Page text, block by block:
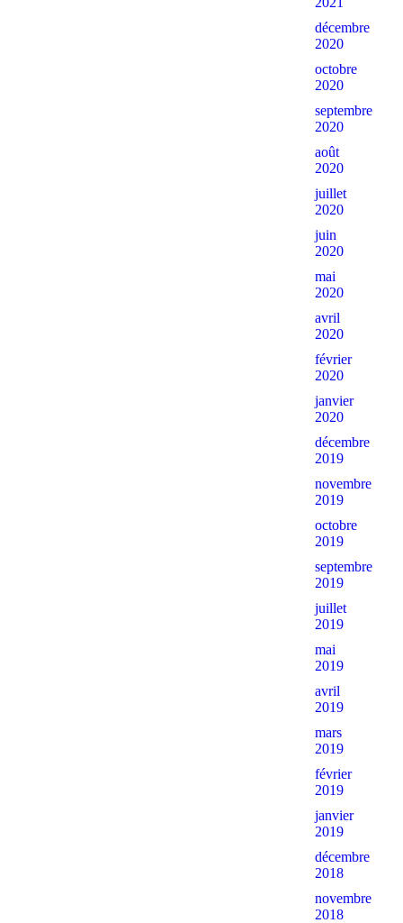
décembre
2020
octobre
2020
septembre
2020
août
2020
juillet
2020
juin
2020
mai
2020
avril
2020
février
2020
janvier
2020
décembre
2019
novembre
2019
octobre
2019
septembre
2019
juillet
2019
mai
2019
avril
2019
mars
2019
février
2019
janvier
2019
décembre
2018
novembre
2018